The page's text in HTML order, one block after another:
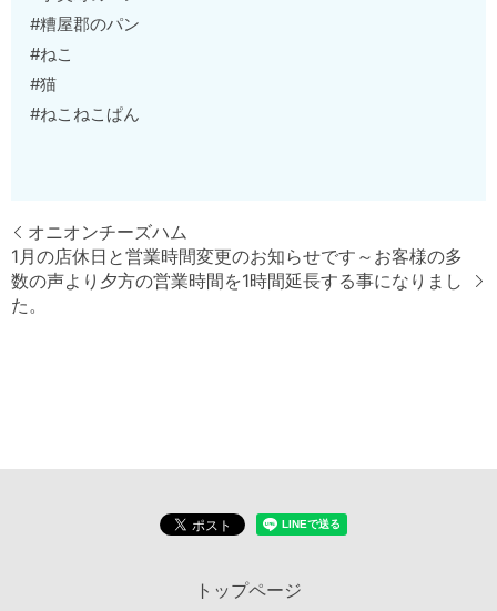
#糟屋郡のパン
#ねこ
#猫
#ねこねこぱん
オニオンチーズハム
1月の店休日と営業時間変更のお知らせです～お客様の多
数の声より夕方の営業時間を1時間延長する事になりまし
た。
トップページ